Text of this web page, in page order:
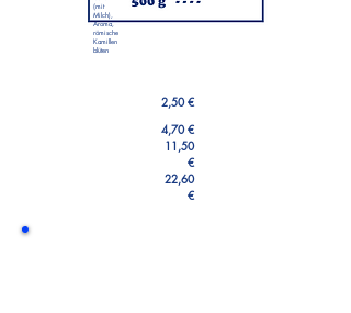
(mit
Milch),
Aroma,
römische
Kamillen
blüten
2,50 €
4,70 €
11,50
€
22,60
€